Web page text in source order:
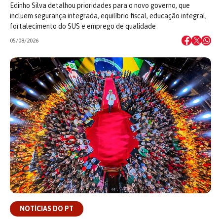
Edinho Silva detalhou prioridades para o novo governo, que
incluem segurança integrada, equilíbrio fiscal, educação integral,
fortalecimento do SUS e emprego de qualidade
05/08/2026
NOTÍCIAS DO PT